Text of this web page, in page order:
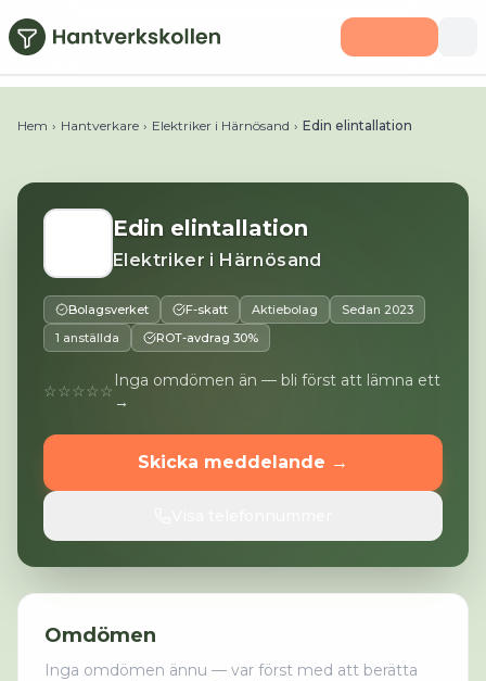
Hoppa till huvudinnehåll
Hem › Hantverkare › Elektriker i Härnösand › Edin elintallation
Edin elintallation
Elektriker i Härnösand
Bolagsverket F-skatt Aktiebolag Sedan 2023
1 anställda
ROT-avdrag 30%
☆☆☆☆☆
Inga omdömen än — bli först att lämna ett
→
Skicka meddelande →
Omdömen
Inga omdömen ännu — var först med att berätta